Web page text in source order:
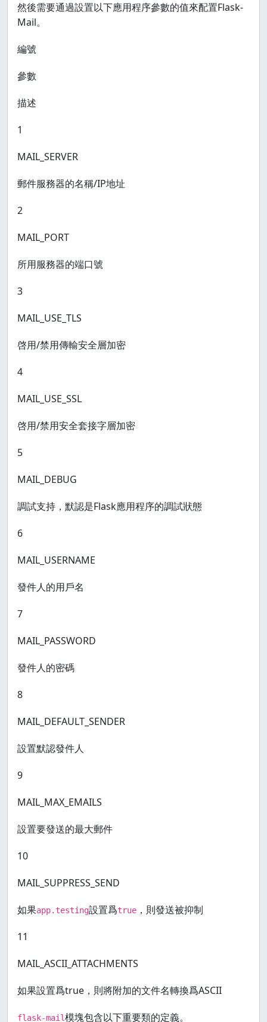
然後需要通過設置以下應用程序參數的值來配置Flask-
Mail。
編號
參數
描述
1
MAIL_SERVER
郵件服務器的名稱/IP地址
2
MAIL_PORT
所用服務器的端口號
3
MAIL_USE_TLS
啓用/禁用傳輸安全層加密
4
MAIL_USE_SSL
啓用/禁用安全套接字層加密
5
MAIL_DEBUG
調試支持，默認是Flask應用程序的調試狀態
6
MAIL_USERNAME
發件人的用戶名
7
MAIL_PASSWORD
發件人的密碼
8
MAIL_DEFAULT_SENDER
設置默認發件人
9
MAIL_MAX_EMAILS
設置要發送的最大郵件
10
MAIL_SUPPRESS_SEND
如果app.testing設置爲true ，則發送被抑制
11
MAIL_ASCII_ATTACHMENTS
如果設置爲true，則將附加的文件名轉換爲ASCII
flask-mail模塊包含以下重要類的定義。